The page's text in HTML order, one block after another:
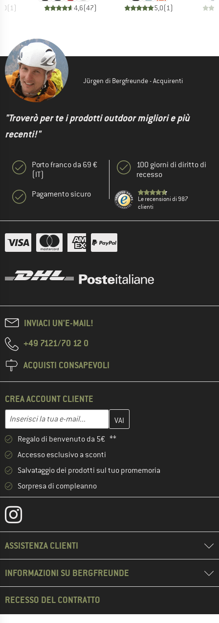
(1)
4,6(47) 5,0(1)
Jürgen di Bergfreunde - Acquirenti
"Troverò per te i prodotti outdoor migliori e più
recenti!"
Porto franco da 69 €
(IT)
Pagamento sicuro
100 giorni di diritto di
recesso
Le recensioni di 987
clienti
INVIACI UN'E-MAIL!
+49 7121/70 12 0
ACQUISTI CONSAPEVOLI
CREA ACCOUNT CLIENTE
Indirizzo e-mail
Inserisci qui il tuo indirizzo e-mail e crea il tuo account cliente
Regalo di benvenuto da 5€ **
Accesso esclusivo a sconti
Salvataggio dei prodotti sul tuo promemoria
Sorpresa di compleanno
ASSISTENZA CLIENTI
INFORMAZIONI SU BERGFREUNDE
RECESSO DEL CONTRATTO